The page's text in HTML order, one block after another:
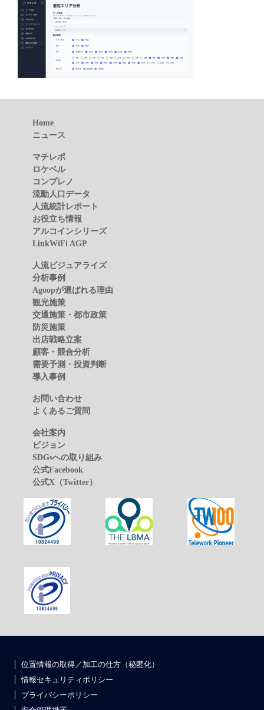
Home
ニュース
マチレポ
ロケベル
コンプレノ
流動人口データ
人流統計レポート
お役立ち情報
アルコインシリーズ
LinkWiFi AGP
人流ビジュアライズ
分析事例
Agoopが選ばれる理由
観光施策
交通施策・都市政策
防災施策
出店戦略立案
顧客・競合分析
需要予測・投資判断
導入事例
お問い合わせ
よくあるご質問
会社案内
ビジョン
SDGsへの取り組み
公式Facebook
公式X（Twitter）
位置情報の取得／加工の仕方（秘匿化）
情報セキュリティポリシー
プライバシーポリシー